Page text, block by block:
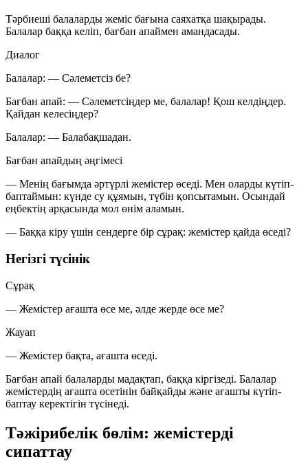
Тәрбиеші балаларды жеміс бағына саяхатқа шақырады.
Балалар баққа келіп, бағбан апаймен амандасады.
Диалог
Балалар: — Сәлеметсіз бе?
Бағбан апай: — Сәлеметсіңдер ме, балалар! Қош келдіңдер.
Қайдан келесіңдер?
Балалар: — Балабақшадан.
Бағбан апайдың әңгімесі
— Менің бағымда әртүрлі жемістер өседі. Мен оларды күтіп-
баптаймын: күнде су құямын, түбін қопсытамын. Осындай
еңбектің арқасында мол өнім аламын.
— Баққа кіру үшін сендерге бір сұрақ: жемістер қайда өседі?
Негізгі түсінік
Сұрақ
— Жемістер ағашта өсе ме, әлде жерде өсе ме?
Жауап
— Жемістер бақта, ағашта өседі.
Бағбан апай балаларды мадақтап, баққа кіргізеді. Балалар
жемістердің ағашта өсетінін байқайды және ағашты күтіп-
баптау керектігін түсінеді.
Тәжірибелік бөлім: жемістерді
сипаттау